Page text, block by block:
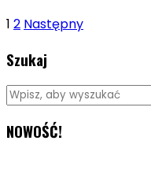
1 2 Następny
Szukaj
NOWOŚĆ!